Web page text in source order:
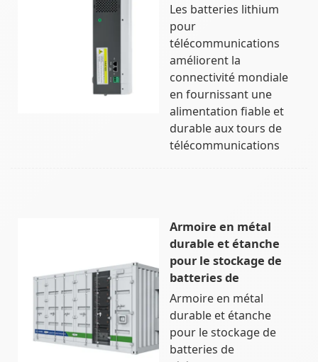
Les batteries lithium
pour
télécommunications
améliorent la
connectivité mondiale
en fournissant une
alimentation fiable et
durable aux tours de
télécommunications
Armoire en métal
durable et étanche
pour le stockage de
batteries de
Armoire en métal
durable et étanche
pour le stockage de
batteries de